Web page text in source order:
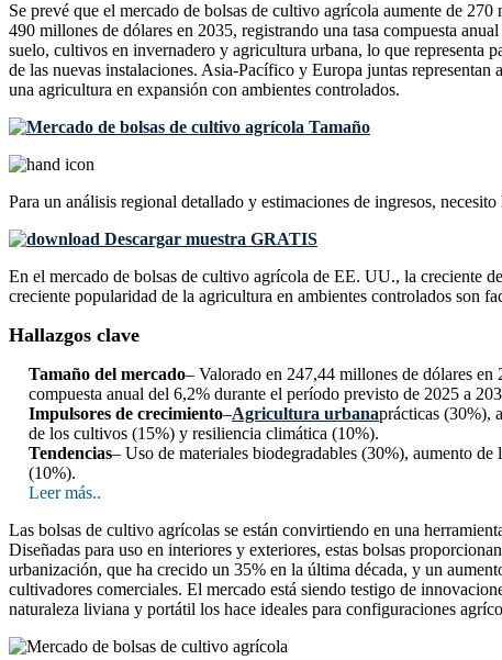
Se prevé que el mercado de bolsas de cultivo agrícola aumente de
490 millones de dólares en 2035, registrando una tasa compuesta
suelo, cultivos en invernadero y agricultura urbana, lo que representa
de las nuevas instalaciones. Asia-Pacífico y Europa juntas
una agricultura en expansión con ambientes controlados.
Para un análisis regional detallado y estimaciones de ingresos, necesito
Descargar muestra GRATIS
En el mercado de bolsas de cultivo agrícola de EE. UU., la creciente
creciente popularidad de la agricultura en ambientes controlados son
Hallazgos clave
Tamaño del mercado– Valorado en 247,44 millones de dólares en
compuesta anual del 6,2% durante el período previsto de 2025 a
Impulsores de crecimiento–Agricultura urbanaprácticas (30%),
de los cultivos (15%) y resiliencia climática (10%).
Tendencias– Uso de materiales biodegradables (30%), aumento
(10%).
Leer más..
Las bolsas de cultivo agrícolas se están convirtiendo en una
Diseñadas para uso en interiores y exteriores, estas bolsas
urbanización, que ha crecido un 35% en la última década, y un
cultivadores comerciales. El mercado está siendo testigo de
naturaleza liviana y portátil los hace ideales para configuraciones